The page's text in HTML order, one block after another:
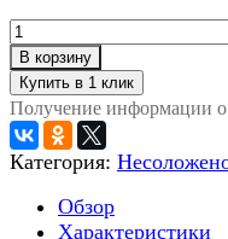
В корзину
Получение информации о
Категория:
Обзор
Характеристики